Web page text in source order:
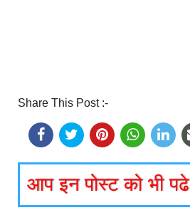
Share This Post :-
आप इन पोस्ट को भी पढे